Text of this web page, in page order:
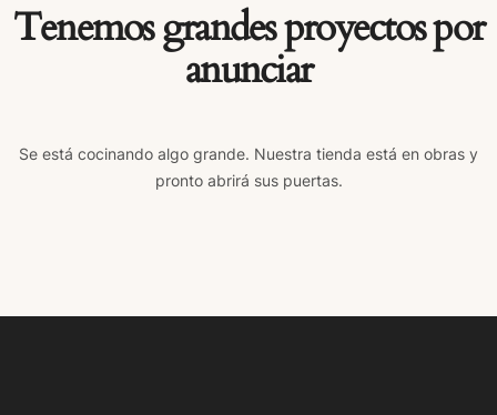
Tenemos grandes proyectos por
anunciar
Se está cocinando algo grande. Nuestra tienda está en obras y
pronto abrirá sus puertas.